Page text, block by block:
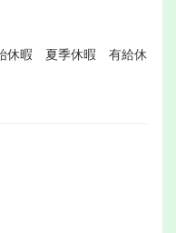
休暇 夏季休暇 有給休